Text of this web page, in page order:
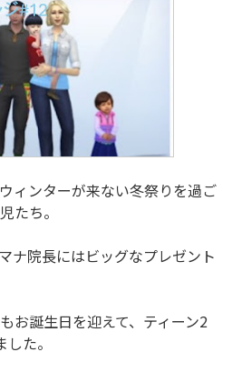
ィンターが来ない冬祭りを過ご
たち。
ナ院長にはビッグなプレゼント
お誕生日を迎えて、ティーン2
た。